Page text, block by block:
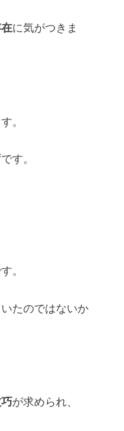
に気がつきま
。
す。
。
いたのではないか
が求められ、